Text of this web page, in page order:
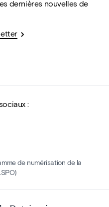
dernières nouvelles de
:
de numérisation de la